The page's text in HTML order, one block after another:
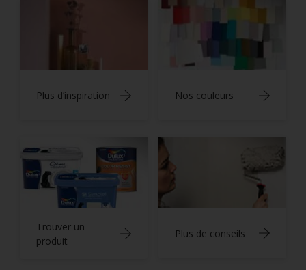
Plus d’inspiration Nos couleurs
Trouver un
produit
Plus de conseils